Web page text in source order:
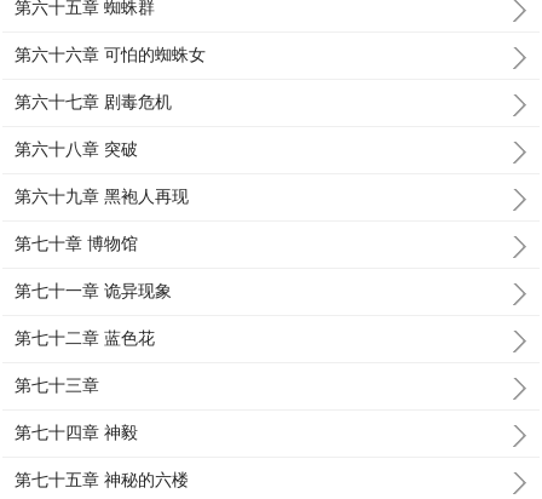
第六十五章 蜘蛛群
第六十六章 可怕的蜘蛛女
第六十七章 剧毒危机
第六十八章 突破
第六十九章 黑袍人再现
第七十章 博物馆
第七十一章 诡异现象
第七十二章 蓝色花
第七十三章
第七十四章 神毅
第七十五章 神秘的六楼